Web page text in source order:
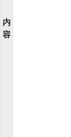
内
容